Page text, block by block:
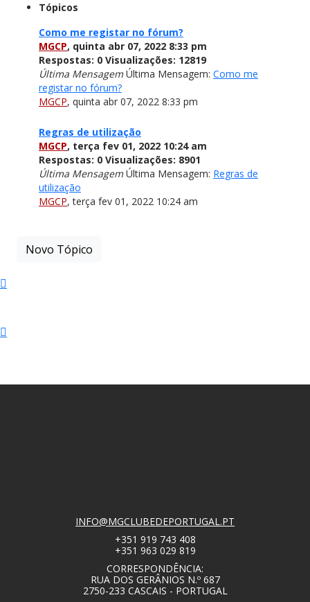
Tópicos
Como me registar no fórum?
MGCP, quinta abr 07, 2022 8:33 pm
Respostas: 0 Visualizações: 12819
Última MensagemÚltima Mensagem: Como me
registar no fórum?
MGCP, quinta abr 07, 2022 8:33 pm
Regras de utilização
MGCP, terça fev 01, 2022 10:24 am
Respostas: 0 Visualizações: 8901
Última MensagemÚltima Mensagem: Regras de
utilização
MGCP,terça fev 01, 2022 10:24 am
Novo Tópico
INFO@MGCLUBEDEPORTUGAL.PT
+351 919 743 408
+351 963 029 819
CORRESPONDÊNCIA:
RUA DOS GERÂNIOS N.º 687
2750-233 CASCAIS - PORTUGAL